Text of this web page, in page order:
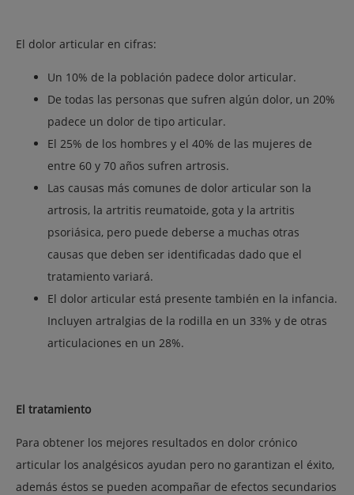
El dolor articular en cifras:
Un 10% de la población padece dolor articular.
De todas las personas que sufren algún dolor, un 20%
padece un dolor de tipo articular.
El 25% de los hombres y el 40% de las mujeres de
entre 60 y 70 años sufren artrosis.
Las causas más comunes de dolor articular son la
artrosis, la artritis reumatoide, gota y la artritis
psoriásica, pero puede deberse a muchas otras
causas que deben ser identificadas dado que el
tratamiento variará.
El dolor articular está presente también en la infancia.
Incluyen artralgias de la rodilla en un 33% y de otras
articulaciones en un 28%.
El tratamiento
Para obtener los mejores resultados en dolor crónico
articular los analgésicos ayudan pero no garantizan el éxito,
además éstos se pueden acompañar de efectos secundarios